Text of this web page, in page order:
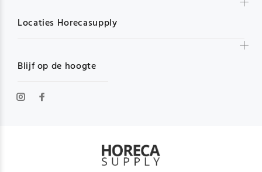
Blijf op de hoogte
Locaties Horecasupply